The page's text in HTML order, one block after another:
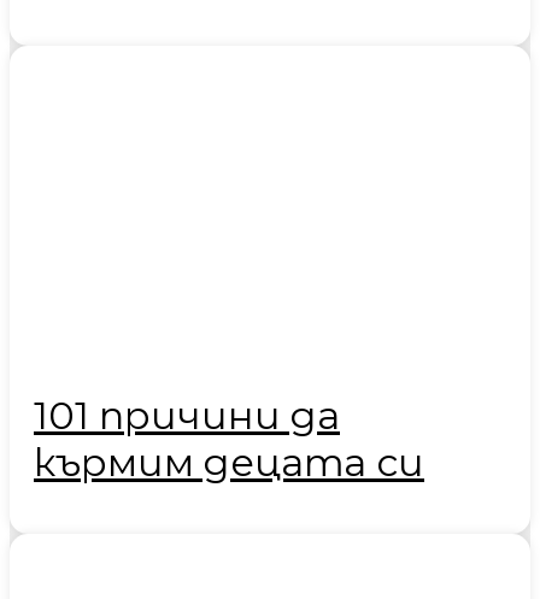
101 причини да
кърмим децата си